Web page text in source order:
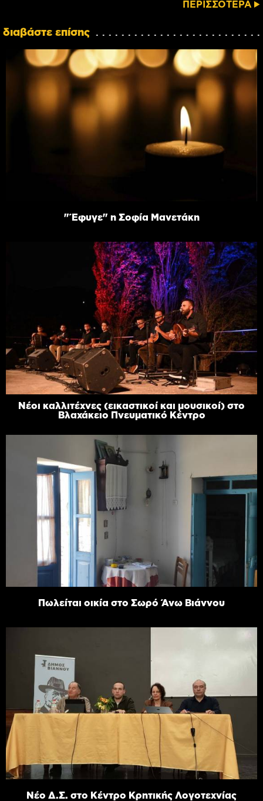
ΠΕΡΙΣΣΟΤΕΡΑ
διαβάστε επίσης
"Έφυγε" η Σοφία Μανετάκη
Νέοι καλλιτέχνες (εικαστικοί και μουσικοί) στο
Βλαχάκειο Πνευματικό Κέντρο
Πωλείται οικία στο Σωρό Άνω Βιάννου
Νέο Δ.Σ. στο Κέντρο Κρητικής Λογοτεχνίας